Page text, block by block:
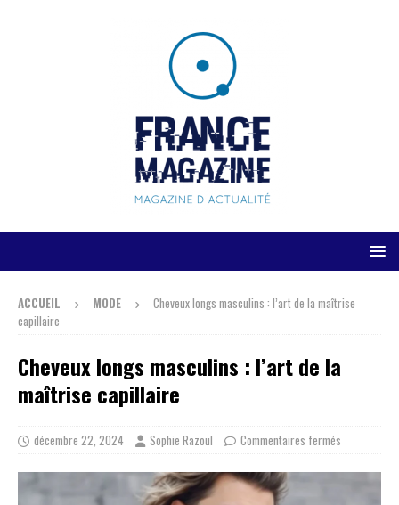
ACCUEIL MODE
Cheveux longs masculins : l’art de la maîtrise
capillaire
Cheveux longs masculins : l’art de la
maîtrise capillaire
décembre 22, 2024 Sophie Razoul Commentaires fermés